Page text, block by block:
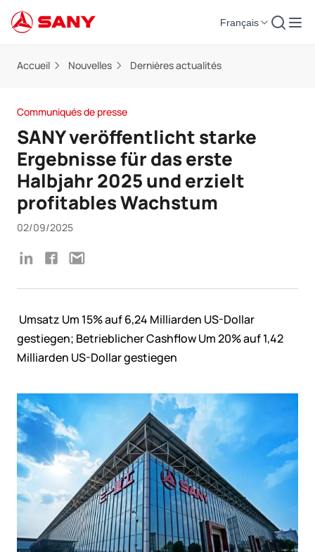
Français
Accueil Nouvelles Dernières actualités
Communiqués de presse
SANY veröffentlicht starke
Ergebnisse für das erste
Halbjahr 2025 und erzielt
profitables Wachstum
02/09/2025
Umsatz Um 15% auf 6,24 Milliarden US-Dollar
gestiegen; Betrieblicher Cashflow Um 20% auf 1,42
Milliarden US-Dollar gestiegen